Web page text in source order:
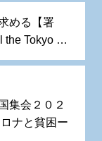
める【署
the Tokyo …
集会２０２
ナと貧困ー